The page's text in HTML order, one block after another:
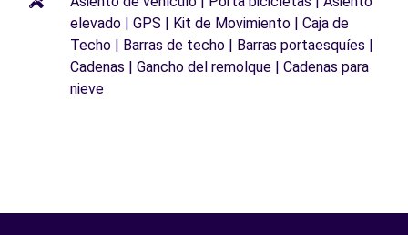
elevado | GPS | Kit de Movimiento | Caja de
Techo | Barras de techo | Barras portaesquíes |
Cadenas | Gancho del remolque | Cadenas para
nieve